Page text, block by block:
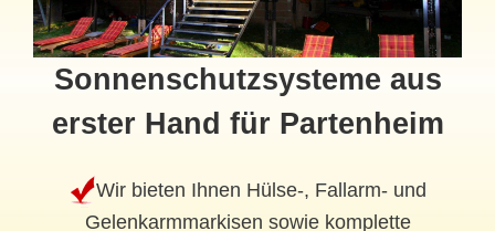
Sonnenschutzsysteme aus
erster Hand für Partenheim
Wir bieten Ihnen Hülse-, Fallarm- und
Gelenkarmmarkisen sowie komplette